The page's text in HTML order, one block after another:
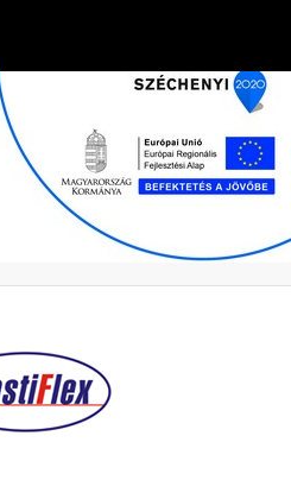
88-500-831
+ 36 70/408 1418|
70/883 6479